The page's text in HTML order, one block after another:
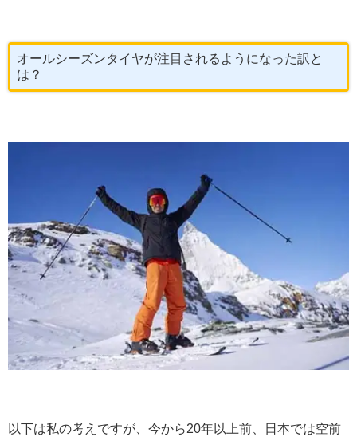
オールシーズンタイヤが注目されるようになった訳と
は？
以下は私の考えですが、今から20年以上前、日本では空前